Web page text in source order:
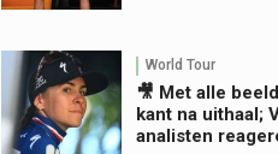
World Tour
🎥 Met alle
kant na uithaal;
analisten